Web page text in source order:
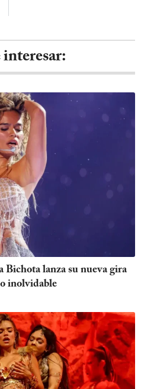
lanza su nueva gira
inolvidable